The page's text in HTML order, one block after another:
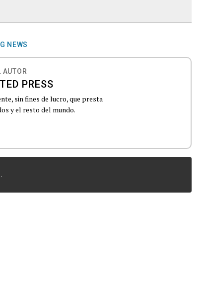
NEWS
AUTOR
PRESS
sin fines de lucro, que presta
y el resto del mundo.